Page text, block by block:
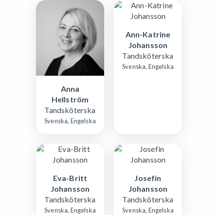
Anna
Hellström
Tandsköterska
Svenska, Engelska
Ann-Katrine
Johansson
Tandsköterska
Svenska, Engelska
Eva-Britt
Johansson
Tandsköterska
Svenska, Engelska
Josefin
Johansson
Tandsköterska
Svenska, Engelska